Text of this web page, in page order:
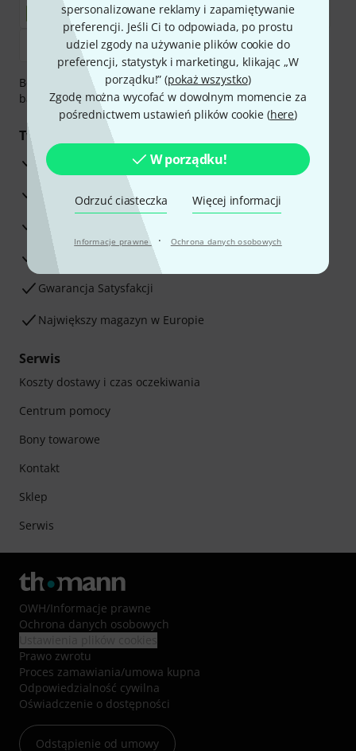
spersonalizowane reklamy i zapamiętywanie
preferencji. Jeśli Ci to odpowiada, po prostu
udziel zgody na używanie plików cookie do
preferencji, statystyk i marketingu, klikając „W
porządku!” (pokaż wszystko)
Zgodę można wycofać w dowolnym momencie za
pośrednictwem ustawień plików cookie (here)
W porządku!
Odrzuć ciasteczka Więcej informacji
Informacje prawne · Ochrona danych osobowych
Bezpieczna płatność przez Za pobraniem, Przelew
bankowy, PayPal, Blik lub Karta kredytowa.
Twoje korzyści
3-letnia Gwarancja Thomann
30-dniowa gwarancja zwrotu pieniędzy
Porada naszych ekspertów
Gwarancja Satysfakcji
Największy magazyn w Europie
Serwis
Koszty dostawy i czas oczekiwania
Centrum pomocy
Bony towarowe
Kontakt
Sklep
Serwis
OWH/Informacje prawne
Ochrona danych osobowych
Prawo zwrotu
Proces zamawiania/umowa kupna
Odpowiedzialność cywilna
Oświadczenie o dostępności
Odstąpienie od umowy